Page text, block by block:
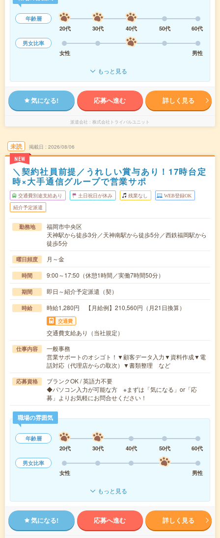
年齢層
20代
30代 40代 50代
60代
男女比率
女性
男性
もっと見る
気になる! 応募へ進む 詳しく見る
派遣会社 株式会社トライバルユニット
未読
NEW
掲載日 2026/08/06
＼契約社員前提／うれしい賞与あり！17時台定
時×大手通信グループで営業サポ
交通費別途支給あり 土日祝日が休み 残業なし WEB登録OK
紹介予定派遣
勤務地
福岡市中央区
天神駅から徒歩3分／天神南駅から徒歩5分／西鉄福岡駅から
徒歩5分
曜日頻度 月～金
時間 9:00～17:50（休憩1時間／実働7時間50分）
期間 即日～紹介予定派遣（契）
時給 時給1,280円 【月給例】210,560円（月21日換算）
交通費
交通費支給あり（当社規定）
仕事内容
一般事務
営業サポートのオシゴト！▼顧客データ入力▼資料作成▼電
話対応（代理店からの取次）▼書類整理 など
応募資格
ブランクOK / 英語力不要
◆パソコン入力が可能な方 ※まずは「気になる」or「応
募」よりお気軽にお問合せください！
職場の雰囲気
年齢層
20代
30代 40代 50代
60代
男女比率
女性
男性
もっと見る
気になる! 応募へ進む 詳しく見る